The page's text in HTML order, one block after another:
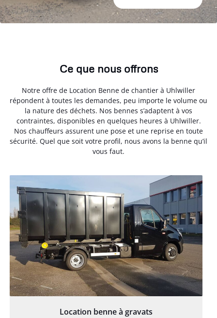
Ce que nous offrons
Notre offre de Location Benne de chantier à Uhlwiller
répondent à toutes les demandes, peu importe le volume ou
la nature des déchets. Nos bennes s’adaptent à vos
contraintes, disponibles en quelques heures à Uhlwiller.
Nos chauffeurs assurent une pose et une reprise en toute
sécurité. Quel que soit votre profil, nous avons la benne qu’il
vous faut.
Location benne à gravats